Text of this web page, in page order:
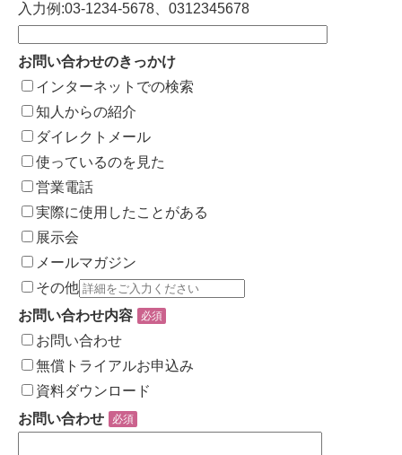
入力例:03-1234-5678、0312345678
お問い合わせのきっかけ
インターネットでの検索
知人からの紹介
ダイレクトメール
使っているのを見た
営業電話
実際に使用したことがある
展示会
メールマガジン
その他
お問い合わせ内容
必須
お問い合わせ
無償トライアルお申込み
資料ダウンロード
お問い合わせ
必須